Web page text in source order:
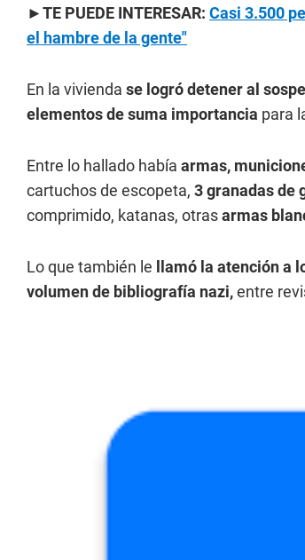
►TE PUEDE INTERESAR: Casi 3.500
el hambre de la gente"
En la vivienda se logró detener al
elementos de suma importancia para
Entre lo hallado había armas,
cartuchos de escopeta, 3 granadas de
comprimido, katanas, otrasarmas
Lo que también le llamó la atención a
volumen de bibliografía nazi,entre